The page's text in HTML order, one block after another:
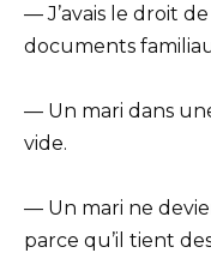
— J’avais le droit
documents
— Un mari dans
vide.
— Un mari ne
parce qu’il tient